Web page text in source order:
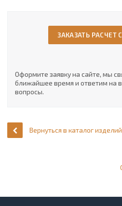
ЗАКАЗАТЬ РАСЧЕТ
Оформите заявку на сайте, мы
ближайшее время и ответим на
вопросы.
Вернуться в каталог изделий